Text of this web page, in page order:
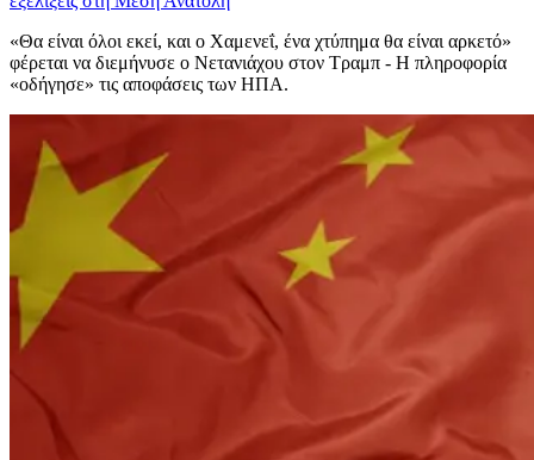
«Θα είναι όλοι εκεί, και ο Χαμενεΐ, ένα χτύπημα θα είναι αρκετό»
φέρεται να διεμήνυσε ο Νετανιάχου στον Τραμπ - Η πληροφορία
«οδήγησε» τις αποφάσεις των ΗΠΑ.